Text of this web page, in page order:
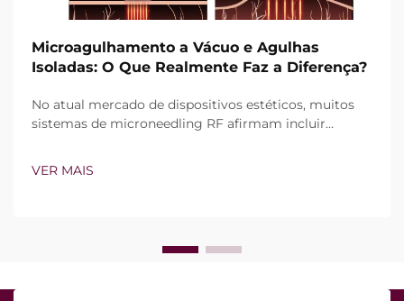
Microagulhamento a Vácuo e Agulhas
Isoladas: O Que Realmente Faz a Diferença?
No atual mercado de dispositivos estéticos, muitos
sistemas de microneedling RF afirmam incluir
recursos existem, mas sim como funcionam com
VER MAIS